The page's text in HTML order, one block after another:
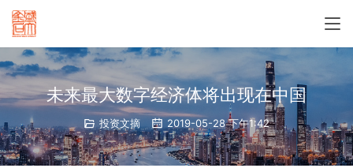
未来最大数字经济体将出现在中国
投资文摘 2019-05-28 下午1:42